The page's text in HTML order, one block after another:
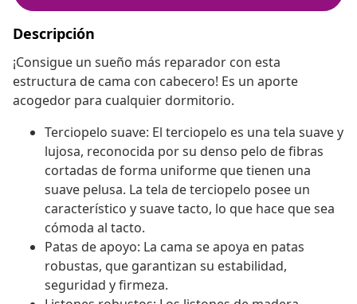
Descripción
¡Consigue un sueño más reparador con esta
estructura de cama con cabecero! Es un aporte
acogedor para cualquier dormitorio.
Terciopelo suave: El terciopelo es una tela suave y
lujosa, reconocida por su denso pelo de fibras
cortadas de forma uniforme que tienen una
suave pelusa. La tela de terciopelo posee un
característico y suave tacto, lo que hace que sea
cómoda al tacto.
Patas de apoyo: La cama se apoya en patas
robustas, que garantizan su estabilidad,
seguridad y firmeza.